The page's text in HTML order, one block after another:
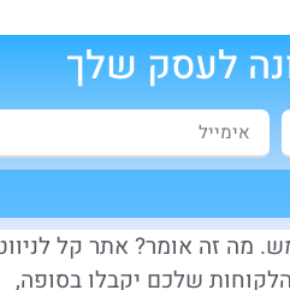
לעסק שלך
מה זה אומר? אתר קל
שלכם יקבלו בסופה,